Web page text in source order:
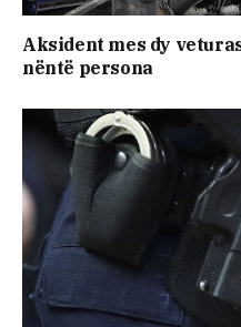
Aksident mes dy
nëntë persona